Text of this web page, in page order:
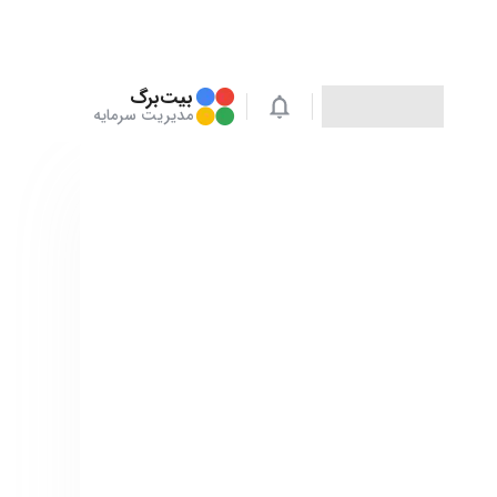
بیت‌برگ
مدیریت سرمایه